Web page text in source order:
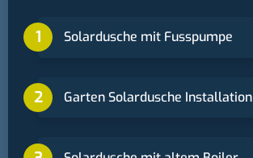
Solardusche mit Fusspumpe
Garten Solardusche Installation